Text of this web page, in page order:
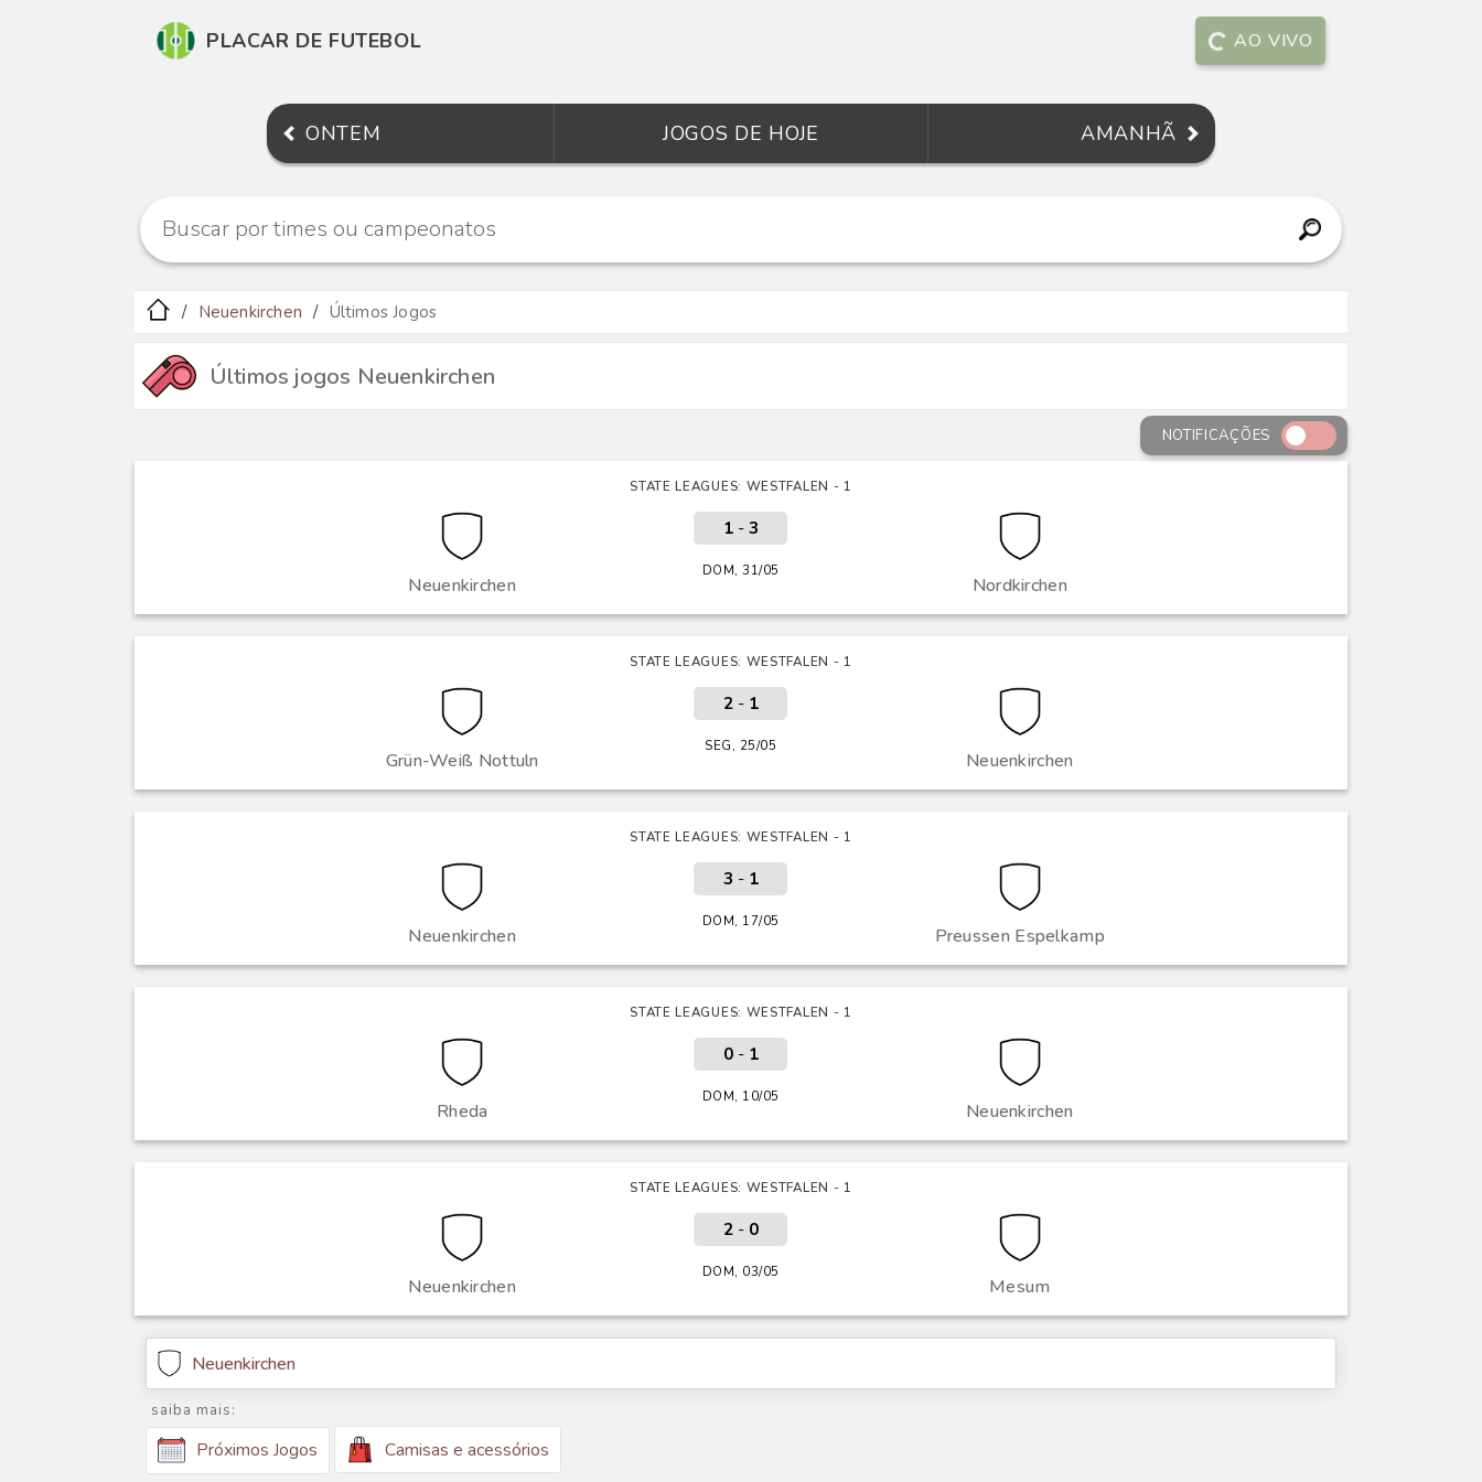
PLACAR DE FUTEBOL AO VIVO
ONTEM JOGOS DE HOJE AMANHÃ
Neuenkirchen Últimos Jogos
Últimos jogos Neuenkirchen
NOTIFICAÇÕES
STATE LEAGUES: WESTFALEN - 1
Neuenkirchen Nordkirchen
1- 3
DOM, 31/05
STATE LEAGUES: WESTFALEN - 1
Grün-Weiß Nottuln Neuenkirchen
2- 1
SEG, 25/05
STATE LEAGUES: WESTFALEN - 1
Neuenkirchen Preussen Espelkamp
3 - 1
DOM, 17/05
STATE LEAGUES: WESTFALEN - 1
Rheda Neuenkirchen
0- 1
DOM, 10/05
STATE LEAGUES: WESTFALEN - 1
Neuenkirchen Mesum
2- 0
DOM, 03/05
Neuenkirchen
saiba mais:
Próximos Jogos Camisas e acessórios